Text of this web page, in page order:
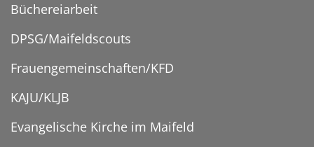
Büchereiarbeit
DPSG/Maifeldscouts
Frauengemeinschaften/KFD
KAJU/KLJB
Evangelische Kirche im Maifeld